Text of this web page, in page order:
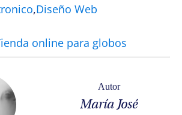
,Diseño Web
online para globos
Autor
María José